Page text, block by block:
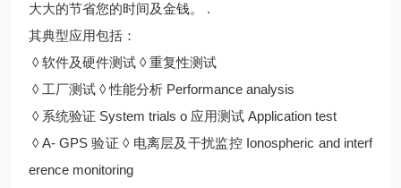
大大的节省您的时间及金钱。 .
其典型应用包括：
◊ 软件及硬件测试 ◊ 重复性测试
◊ 工厂测试 ◊ 性能分析 Performance analysis
◊ 系统验证 System trials o 应用测试 Application test
◊ A- GPS 验证 ◊ 电离层及干扰监控 Ionospheric and interf
erence monitoring